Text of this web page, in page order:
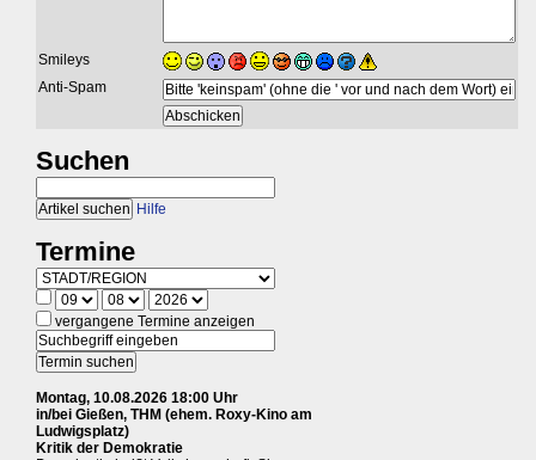
Smileys
Anti-Spam
Suchen
Hilfe
Termine
vergangene Termine anzeigen
Montag, 10.08.2026 18:00 Uhr
in/bei Gießen, THM (ehem. Roxy-Kino am
Ludwigsplatz)
Kritik der Demokratie